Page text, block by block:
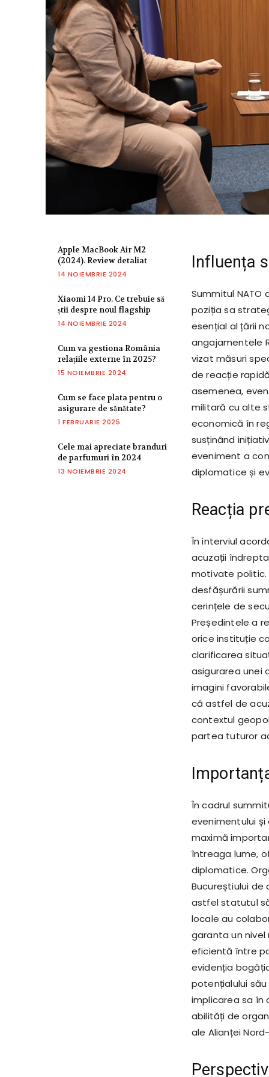
Apple MacBook Air M2
(2024). Review detaliat
14 NOIEMBRIE 2024
Xiaomi 14 Pro. Ce trebuie să
știi despre noul flagship
14 NOIEMBRIE 2024
Cum va gestiona România
relațiile externe în 2025?
15 NOIEMBRIE 2024
Cum se face plata pentru o
asigurare de sănătate?
1 FEBRUARIE 2025
Cele mai apreciate branduri
de parfumuri în 2024
13 NOIEMBRIE 2024
Influența
Summitul
poziția sa
esențial al țării
angajamentele
vizat măsuri
de reacție
asemenea,
militară cu alte
economică în
susținând
eveniment a
diplomatice și
Reacția
În interviul
acuzații
motivate politic.
desfășurării
cerințele de
Președintele a
orice instituție
clarificarea
asigurarea unei
imagini
că astfel de
contextul
partea tuturor
În cadrul
evenimentului
maximă
întreaga lume,
diplomatice.
Bucureștiului
astfel statutul
locale au
garanta un
eficientă între
evidenția
potențialului
implicarea sa în
abilități de
ale Alianței